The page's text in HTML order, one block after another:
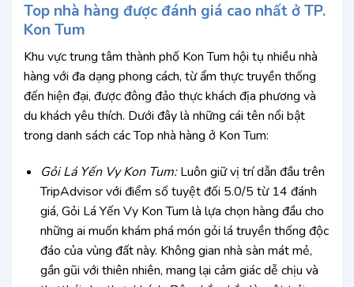
Top nhà hàng được đánh giá cao nhất ở TP.
Kon Tum
Khu vực trung tâm thành phố Kon Tum hội tụ nhiều nhà
hàng với đa dạng phong cách, từ ẩm thực truyền thống
đến hiện đại, được đông đảo thực khách địa phương và
du khách yêu thích. Dưới đây là những cái tên nổi bật
trong danh sách các Top nhà hàng ở Kon Tum:
Gỏi Lá Yến Vy Kon Tum:Luôn giữ vị trí dẫn đầu trên
TripAdvisor với điểm số tuyệt đối 5.0/5 từ 14 đánh
giá, Gỏi Lá Yến Vy Kon Tum là lựa chọn hàng đầu cho
những ai muốn khám phá món gỏi lá truyền thống độc
đáo của vùng đất này. Không gian nhà sàn mát mẻ,
gần gũi với thiên nhiên, mang lại cảm giác dễ chịu và